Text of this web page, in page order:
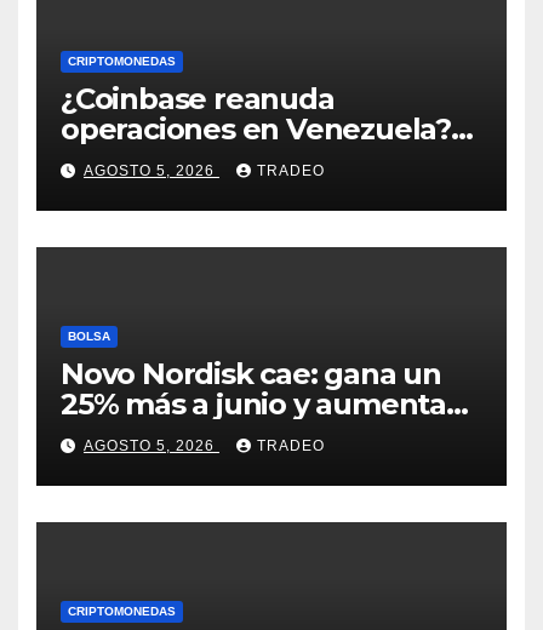
CRIPTOMONEDAS
¿Coinbase reanuda
operaciones en Venezuela?
Post críptico enciende el
debate
AGOSTO 5, 2026 TRADEO
BOLSA
Novo Nordisk cae: gana un
25% más a junio y aumenta
previsiones, pero no
convence
AGOSTO 5, 2026 TRADEO
CRIPTOMONEDAS